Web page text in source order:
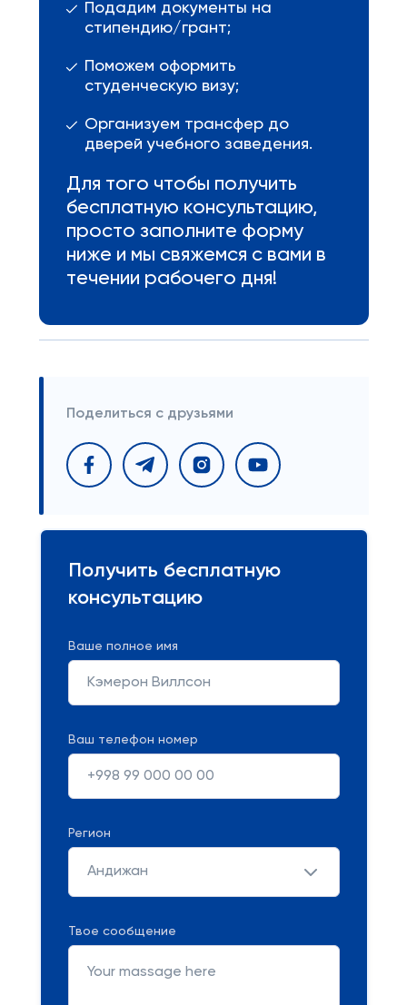
Подадим документы на
стипендию/грант;
Поможем оформить
студенческую визу;
Организуем трансфер до
дверей учебного заведения.
Для того чтобы получить
бесплатную консультацию,
просто заполните форму
ниже и мы свяжемся с вами в
течении рабочего дня!
Поделиться с друзьями
Получить бесплатную
консультацию
Ваше полное имя
Ваш телефон номер
Регион
Андижан
Твое сообщение